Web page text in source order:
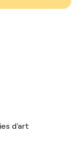
d'art